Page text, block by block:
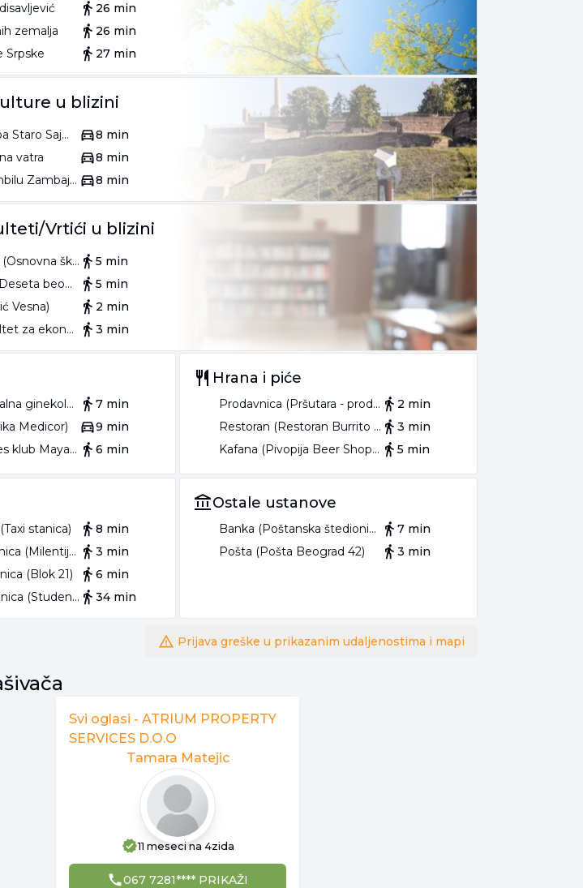
26 min
zemalja
26 min
Srpske
27 min
u blizini
Logor Gestapoa Staro Sajmište
8 min
vatra
8 min
Spomenik Žambilu Zambajevu
8 min
Vrtići u blizini
Osnovna škola (Osnovna škola Jovan Dučić)
5 min
Srednja škola (Deseta beogradska gimnazija Mihajlo Pupin)
5 min
Vesna)
2 min
Fakultet (Fakultet za ekonomiju, finansije i administraciju)
3 min
Bolnica (Specijalna ginekološka bolnica za lečenje steriliteta)
7 min
Medicor)
9 min
Teretana (Fitnes klub Maya Fit)
6 min
Hrana i piće
Prodavnica (Pršutara - prodavnica suhomesnatih proizvoda)
2 min
Restoran (Restoran Burrito Madre)
3 min
Kafana (Pivopija Beer Shop & Tap Room)
5 min
stanica)
8 min
Autobuska stanica (Milentija Popovića)
3 min
(Blok 21)
6 min
Trolejbuska stanica (Studentski trg)
34 min
Ostale ustanove
Banka (Poštanska štedionica)
7 min
Pošta (Pošta Beograd 42)
3 min
Prijava greške u prikazanim udaljenostima i mapi
Svi oglasi - ATRIUM PROPERTY
SERVICES D.O.O
Tamara Matejic
11 mesecina 4zida
067 7281**** PRIKAŽI